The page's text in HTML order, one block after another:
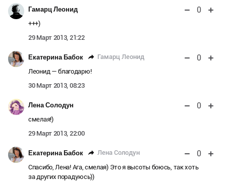
Гамарц Леонид 0
+++)
29 Март 2013, 21:22
Екатерина Бабок Гамарц Леонид 0
Леонид — благодарю!
30 Март 2013, 08:23
Лена Солодун 0
смелая!)
29 Март 2013, 22:00
Екатерина Бабок Лена Солодун 0
Спасибо, Лена! Ага, смелая) Это я высоты боюсь, так хоть
за других порадуюсь))